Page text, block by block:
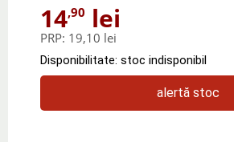
14,90 lei
PRP: 19,10 lei
Disponibilitate: stoc indisponibil
alertă stoc